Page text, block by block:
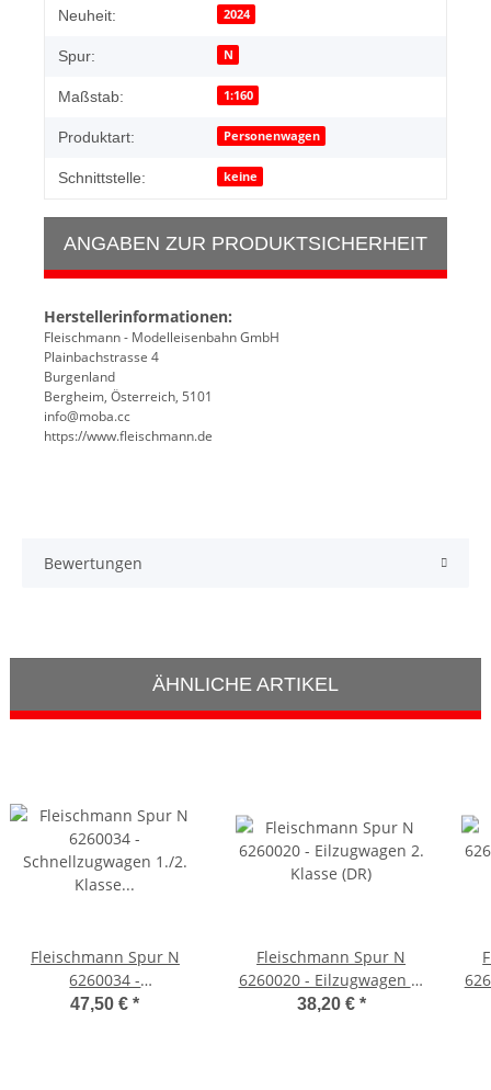
Neuheit: 2024
Spur: N
Maßstab: 1:160
Produktart: Personenwagen
Schnittstelle: keine
ANGABEN ZUR PRODUKTSICHERHEIT
Herstellerinformationen:
Fleischmann - Modelleisenbahn GmbH
Plainbachstrasse 4
Burgenland
Bergheim, Österreich, 5101
info@moba.cc
https://www.fleischmann.de
Bewertungen
ÄHNLICHE ARTIKEL
Fleischmann Spur N
6260034 -
Schnellzugwagen 1./2.
47,50 €*
Fleischmann Spur N
6260020 - Eilzugwagen 2.
Klasse (DR)
38,20 € *